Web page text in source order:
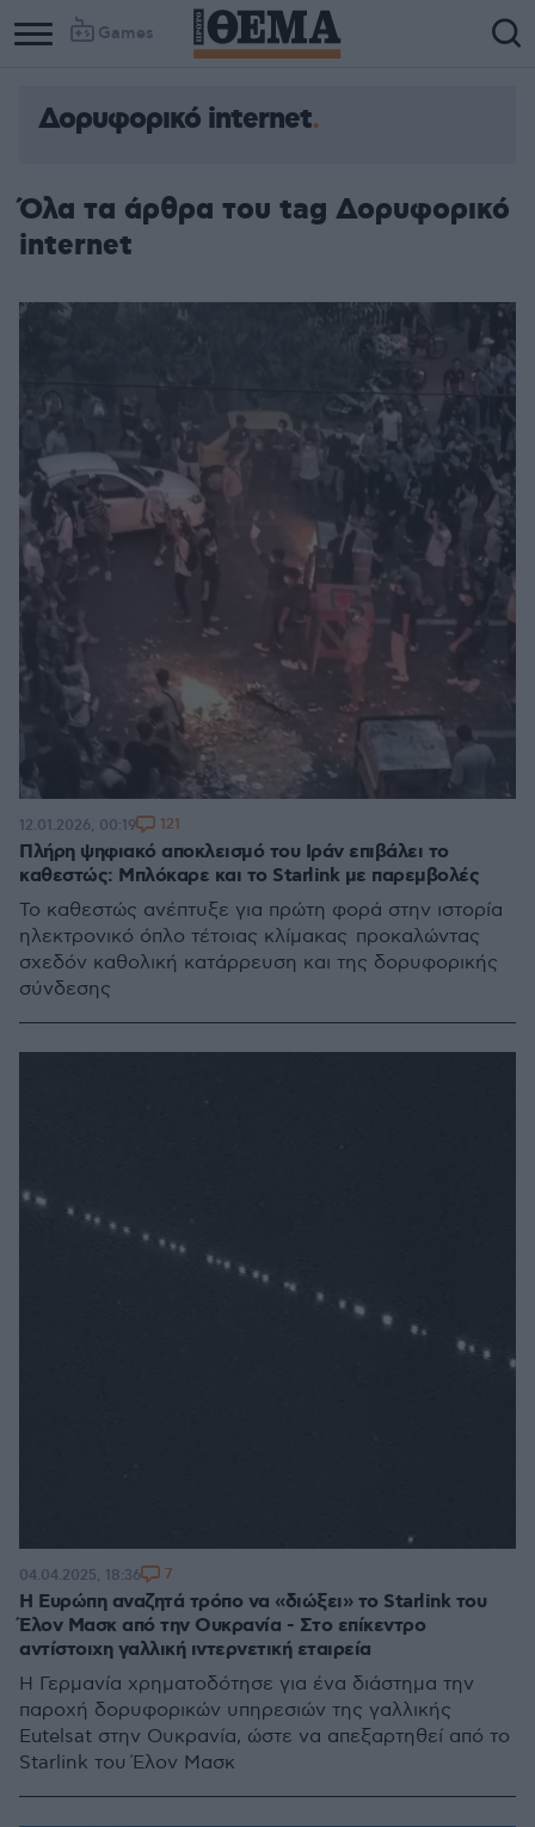
Games
Δορυφορικό internet
Όλα τα άρθρα του tag Δορυφορικό
internet
Πλήρη ψηφιακό αποκλεισμό του Ιράν επιβάλει το
καθεστώς: Μπλόκαρε και το Starlink με παρεμβολές
Το καθεστώς ανέπτυξε για πρώτη φορά στην ιστορία
ηλεκτρονικό όπλο τέτοιας κλίμακας προκαλώντας
σχεδόν καθολική κατάρρευση και της δορυφορικής
σύνδεσης
12.01.2026, 00:19 121
Η Ευρώπη αναζητά τρόπο να «διώξει» το Starlink του
Έλον Μασκ από την Ουκρανία - Στο επίκεντρο
αντίστοιχη γαλλική ιντερνετική εταιρεία
Η Γερμανία χρηματοδότησε για ένα διάστημα την
παροχή δορυφορικών υπηρεσιών της γαλλικής
Eutelsat στην Ουκρανία, ώστε να απεξαρτηθεί από το
Starlink του Έλον Μασκ
04.04.2025, 18:36 7